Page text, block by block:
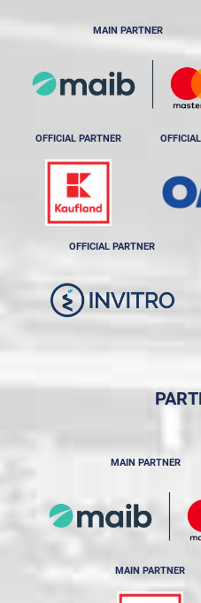
MAIN PARTNER
OFFICIAL PARTNER
OFFICIAL PARTNER
MAIN PARTNER
MAIN PARTNER